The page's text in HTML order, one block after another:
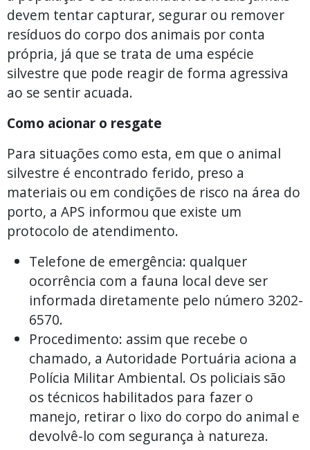
devem tentar capturar, segurar ou remover
resíduos do corpo dos animais por conta
própria, já que se trata de uma espécie
silvestre que pode reagir de forma agressiva
ao se sentir acuada.
Como acionar o resgate
Para situações como esta, em que o animal
silvestre é encontrado ferido, preso a
materiais ou em condições de risco na área do
porto, a APS informou que existe um
protocolo de atendimento.
Telefone de emergência: qualquer
ocorrência com a fauna local deve ser
informada diretamente pelo número 3202-
6570.
Procedimento: assim que recebe o
chamado, a Autoridade Portuária aciona a
Polícia Militar Ambiental. Os policiais são
os técnicos habilitados para fazer o
manejo, retirar o lixo do corpo do animal e
devolvê-lo com segurança à natureza.